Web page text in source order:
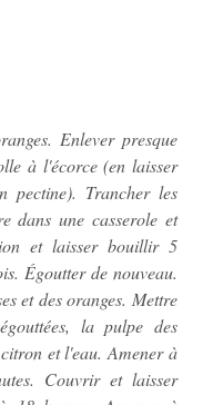
Enlever presque
à l'écorce (en laisser
pectine). Trancher les
dans une casserole et
et laisser bouillir 5
Égoutter de nouveau.
et des oranges. Mettre
la pulpe des
et l'eau. Amener à
Couvrir et laisser